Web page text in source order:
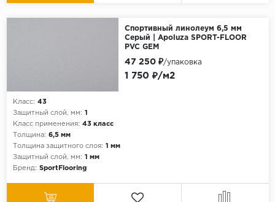
Спортивный линолеум 6,5 мм
Серый | Apoluza SPORT-FLOOR
PVC GEM
Класс: 43
Защитный слой, мм: 1
Класс применения: 43 класс
Толщина: 6,5 мм
Толщина защитного слоя: 1 мм
Защитный слой, мм: 1 мм
Бренд: SportFlooring
1 750 ₽/м2
47 250 ₽/упаковка